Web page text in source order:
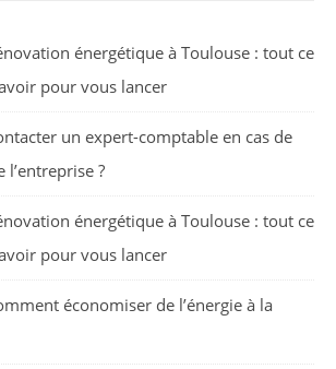
énergétique à Toulouse : tout ce
pour vous lancer
un expert-comptable en cas de
l’entreprise ?
énergétique à Toulouse : tout ce
pour vous lancer
économiser de l’énergie à la